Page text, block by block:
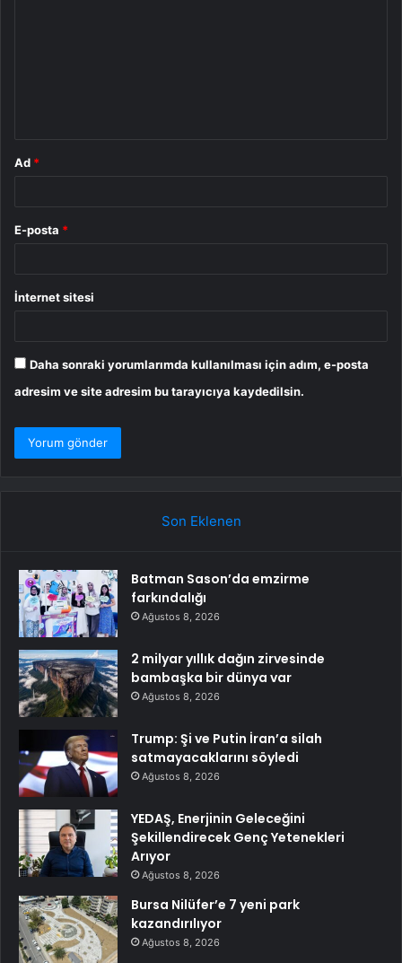
Ad *
E-posta *
İnternet sitesi
Daha sonraki yorumlarımda kullanılması için adım, e-posta
adresim ve site adresim bu tarayıcıya kaydedilsin.
Son Eklenen
Batman Sason’da emzirme
farkındalığı
Ağustos 8, 2026
2 milyar yıllık dağın zirvesinde
bambaşka bir dünya var
Ağustos 8, 2026
Trump: Şi ve Putin İran’a silah
satmayacaklarını söyledi
Ağustos 8, 2026
YEDAŞ, Enerjinin Geleceğini
Şekillendirecek Genç Yetenekleri
Arıyor
Ağustos 8, 2026
Bursa Nilüfer’e 7 yeni park
kazandırılıyor
Ağustos 8, 2026